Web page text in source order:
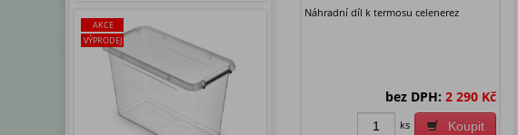
AKCE
VÝPRODEJ
Náhradní díl k termosu celenerez
bez DPH: 2 290 Kč
Koupit
ks